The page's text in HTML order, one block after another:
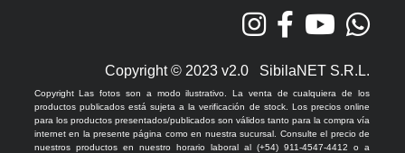
Copyright © 2023 v2.0 SibilaNET S.R.L.
Copyright Las fotos son a modo ilustrativo. La venta de cualquiera de los
productos publicados está sujeta a la verificación de stock. Los precios online
para los productos presentados/publicados son válidos tanto para la compra vía
internet en la presente página como en nuestra sucursal. Consulte el precio de
nuestros productos en nuestro horario laboral al (+54) 911-4547-4412 o a